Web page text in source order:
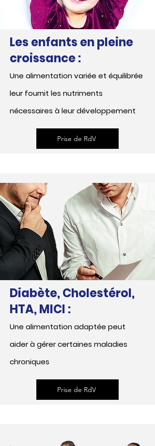
Les enfants en pleine
croissance :
Une alimentation variée et équilibrée
leur fournit les nutriments
nécessaires à leur développement
Prise de RdV
Diabète, Cholestérol,
HTA, MICI :
Une alimentation adaptée peut
aider à gérer certaines maladies
chroniques
Prise de RdV